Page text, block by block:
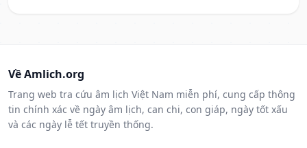
Về Amlich.org
Trang web tra cứu âm lịch Việt Nam miễn phí, cung cấp thông
tin chính xác về ngày âm lịch, can chi, con giáp, ngày tốt xấu
và các ngày lễ tết truyền thống.